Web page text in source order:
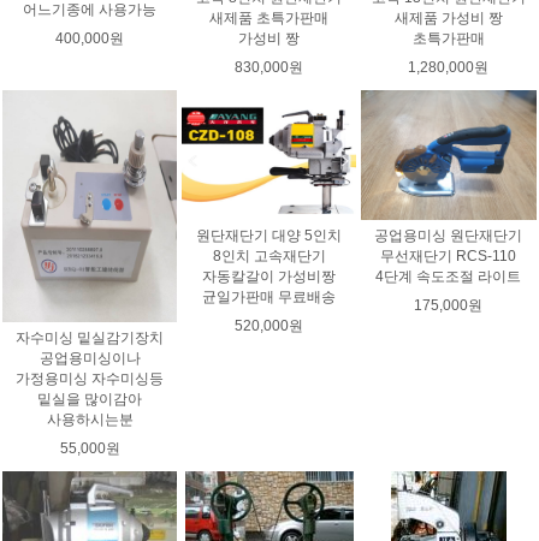
어느기종에 사용가능
400,000원
새제품 초특가판매
가성비 짱
830,000원
새제품 가성비 짱
초특가판매
1,280,000원
자수미싱 밑실감기장치
공업용미싱이나
가정용미싱 자수미싱등
밑실을 많이감아
사용하시는분
55,000원
원단재단기 대양 5인치
8인치 고속재단기
자동칼갈이 가성비짱
균일가판매 무료배송
520,000원
공업용미싱 원단재단기
무선재단기 RCS-110
4단계 속도조절 라이트
175,000원